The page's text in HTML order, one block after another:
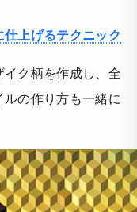
上げるテクニック
ク柄を作成し、全
の作り方も一緒に